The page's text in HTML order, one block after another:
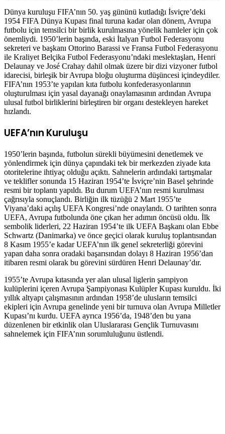
Dünya kuruluşu FIFA’nın 50. yaş gününü kutladığı İsviçre’deki
1954 FIFA Dünya Kupası final turuna kadar olan dönem, Avrupa
futbolu için temsilci bir birlik kurulmasına yönelik hamleler için çok
önemliydi. 1950’lerin başında, eski İtalyan Futbol Federasyonu
sekreteri ve başkanı Ottorino Barassi ve Fransa Futbol Federasyonu
ile Kraliyet Belçika Futbol Federasyonu’ndaki meslektaşları, Henri
Delaunay ve José Crahay dahil olmak üzere bir dizi vizyoner futbol
idarecisi, birleşik bir Avrupa bloğu oluşturma düşüncesi içindeydiler.
FIFA’nın 1953’te yapılan kıta futbolu konfederasyonlarının
oluşturulması için yasal dayanağı onaylamasının ardından Avrupa
ulusal futbol birliklerini birleştiren bir organı destekleyen hareket
hızlandı.
UEFA’nın Kuruluşu
1950’lerin başında, futbolun sürekli büyümesini denetlemek ve
yönlendirmek için dünya çapındaki tek bir merkezden ziyade kıta
otoritelerine ihtiyaç olduğu açıktı. Sahnelerin ardındaki tartışmalar
ve teklifler sonunda 15 Haziran 1954’te İsviçre’nin Basel şehrinde
resmi bir toplantı yapıldı. Bu durum UEFA’nın resmi kurulması
çağrısıyla sonuçlandı. Birliğin ilk tüzüğü 2 Mart 1955’te
Viyana’daki açılış UEFA Kongresi’nde onaylandı. O tarihten sonra
UEFA, Avrupa futbolunda öne çıkan her adımın öncüsü oldu. İlk
sembolik liderleri, 22 Haziran 1954’te ilk UEFA Başkanı olan Ebbe
Schwartz (Danimarka) ve önce geçici olarak kuruluş toplantısından
8 Kasım 1955’e kadar UEFA’nın ilk genel sekreterliği görevini
yapan daha sonra oradaki başarısından dolayı 8 Haziran 1956’dan
itibaren resmi olarak bu görevini sürdüren Henri Delaunay’dır.
1955’te Avrupa kıtasında yer alan ulusal liglerin şampiyon
kulüplerini içeren Avrupa Şampiyonası Kulüpler Kupası kuruldu. İki
yıllık altyapı çalışmasının ardından 1958’de ulusların temsilci
ekipleri için Avrupa genelinde yeni bir turnuva olan Avrupa Milletler
Kupası’nı kurdu. UEFA ayrıca 1956’da, 1948’den bu yana
düzenlenen bir etkinlik olan Uluslararası Gençlik Turnuvasını
sahnelemek için FIFA’nın sorumluluğunu üstlendi.